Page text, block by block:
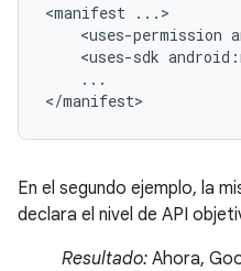
<manifest
<uses-permission
<uses-sdk
...
</manifest>
En el segundo ejemplo, la
declara el nivel de API
Resultado: Ahora,